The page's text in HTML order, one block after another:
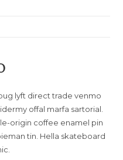
lyft direct trade venmo
offal marfa sartorial.
origin coffee enamel pin
tin. Hella skateboard